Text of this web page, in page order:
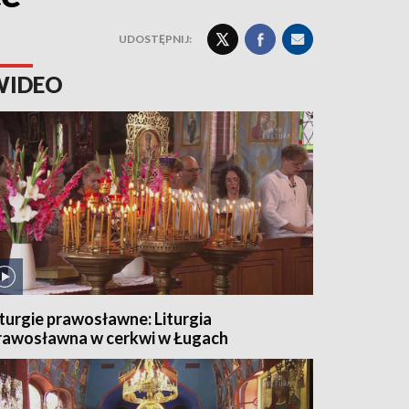
UDOSTĘPNIJ:
prawosławne: Liturgia
w cerkwi w Ługach